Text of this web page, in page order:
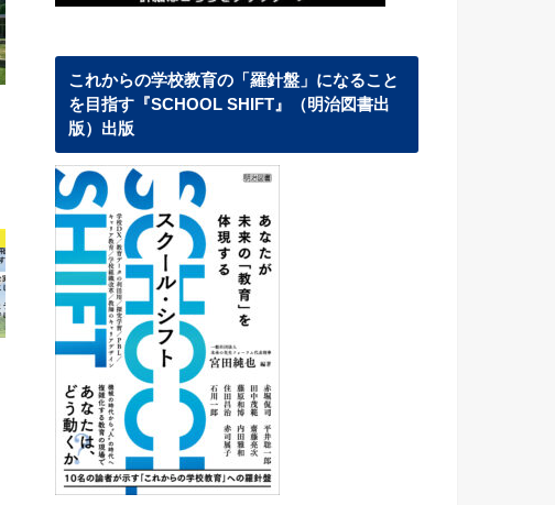
これからの学校教育の「羅針盤」になること
を目指す『SCHOOL SHIFT』（明治図書出
版）出版